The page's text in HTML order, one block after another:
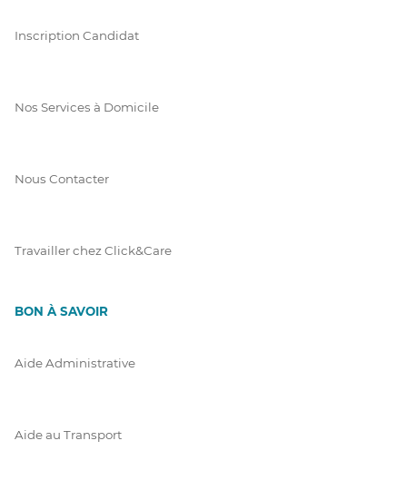
Inscription Candidat
Nos Services à Domicile
Nous Contacter
Travailler chez Click&Care
BON À SAVOIR
Aide Administrative
Aide au Transport